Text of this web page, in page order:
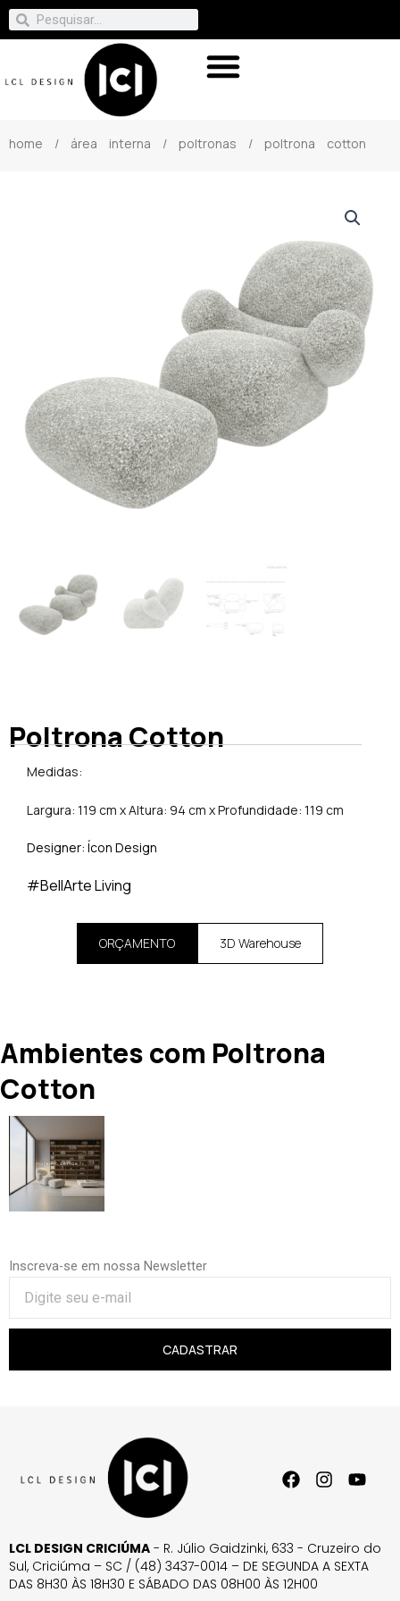
home / área interna / poltronas / poltrona cotton
Poltrona Cotton
Medidas:
Largura: 119 cm x Altura: 94 cm x Profundidade: 119 cm
Designer: Ícon Design
#BellArte Living
ORÇAMENTO 3D Warehouse
Ambientes com Poltrona
Cotton
Inscreva-se em nossa Newsletter
CADASTRAR
LCL DESIGN CRICIÚMA - R. Júlio Gaidzinki, 633 - Cruzeiro do
Sul, Criciúma – SC / (48) 3437-0014 – DE SEGUNDA A SEXTA
DAS 8H30 ÀS 18H30 E SÁBADO DAS 08H00 ÀS 12H00